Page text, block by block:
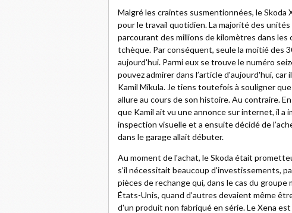
Malgré les craintes susmentionnées, le
pour le travail quotidien. La majorité des
parcourant des millions de kilomètres dans
tchèque. Par conséquent, seule la moitié des
aujourd'hui. Parmi eux se trouve le numéro
pouvez admirer dans l’article d'aujourd'hui,
Kamil Mikula. Je tiens toutefois à souligner
allure au cours de son histoire. Au contraire.
que Kamil ait vu une annonce sur internet, il
inspection visuelle et a ensuite décidé de
dans le garage allait débuter.
Au moment de l'achat, le Skoda était
s’il nécessitait beaucoup d'investissements,
pièces de rechange qui, dans le cas du
États-Unis, quand d’autres devaient même
d'un produit non fabriqué en série. Le Xena